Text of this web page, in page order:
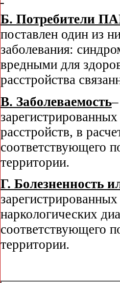
Б. Потребители
поставлен один из
заболевания:
вредными для
расстройства
В. Заболеваемость
расстройств, в
соответствующего
территории.
Г. Болезненность
наркологических
соответствующего
территории.